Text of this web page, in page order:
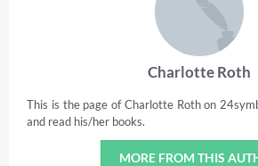
Charlotte Roth
This is the page of Charlotte Roth on
and read his/her books.
MORE FROM THIS